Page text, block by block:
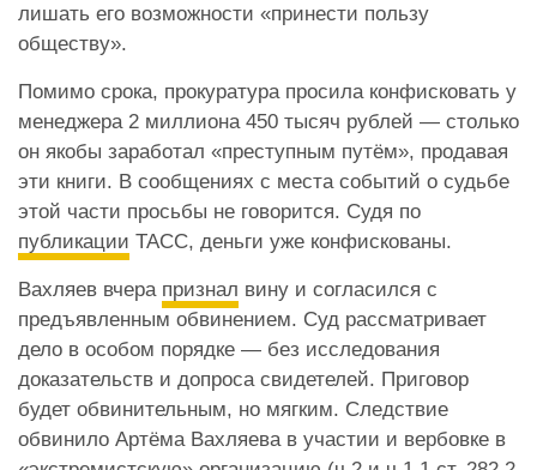
лишать его возможности «принести пользу
обществу».
Помимо срока, прокуратура просила конфисковать у
менеджера 2 миллиона 450 тысяч рублей — столько
он якобы заработал «преступным путём», продавая
эти книги. В сообщениях с места событий о судьбе
этой части просьбы не говорится. Судя по
публикации ТАСС, деньги уже конфискованы.
Вахляев вчера признал вину и согласился с
предъявленным обвинением. Суд рассматривает
дело в особом порядке — без исследования
доказательств и допроса свидетелей. Приговор
будет обвинительным, но мягким. Следствие
обвинило Артёма Вахляева в участии и вербовке в